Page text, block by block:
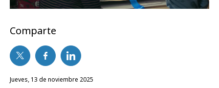
Comparte
jueves, 13 de noviembre 2025